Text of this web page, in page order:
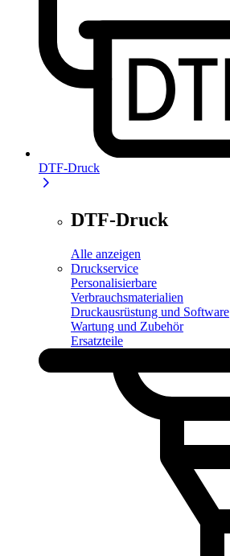
DTF-Druck
DTF-Druck
Alle anzeigen
Druckservice
Personalisierbare
Verbrauchsmaterialien
Druckausrüstung und Software
Wartung und Zubehör
Ersatzteile